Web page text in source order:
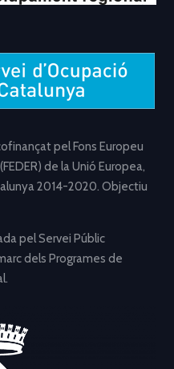
pel Fons Europeu
de la Unió Europea,
2014-2020. Objectiu
pel Servei Públic
dels Programes de